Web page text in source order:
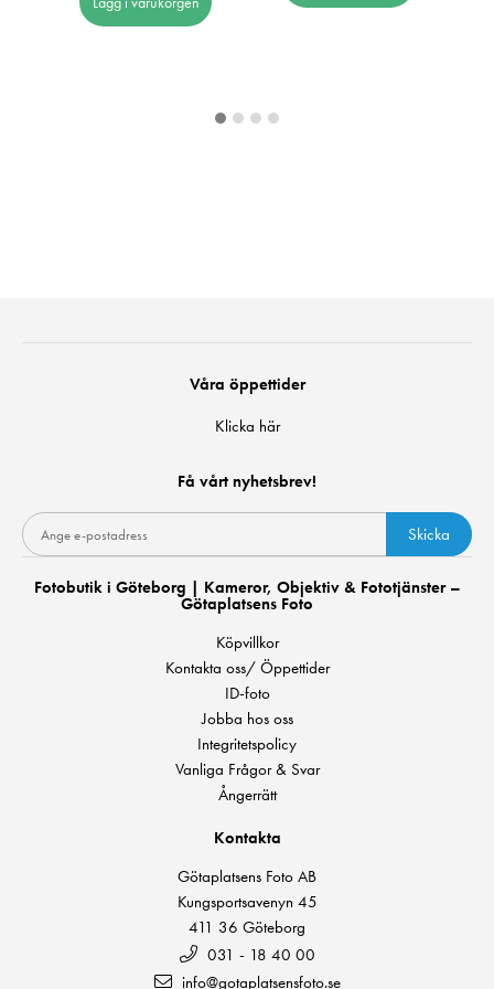
Våra öppettider
Klicka här
Få vårt nyhetsbrev!
Skicka
Fotobutik i Göteborg | Kameror, Objektiv & Fototjänster –
Götaplatsens Foto
Köpvillkor
Kontakta oss/ Öppettider
ID-foto
Jobba hos oss
Integritetspolicy
Vanliga Frågor & Svar
Ångerrätt
Kontakta
Götaplatsens Foto AB
Kungsportsavenyn 45
411 36 Göteborg
031 - 18 40 00
info@gotaplatsensfoto.se